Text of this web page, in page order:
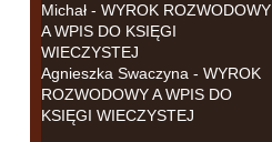
Michał - WYROK ROZWODOWY
A WPIS DO KSIĘGI
WIECZYSTEJ
Agnieszka Swaczyna - WYROK
ROZWODOWY A WPIS DO
KSIĘGI WIECZYSTEJ